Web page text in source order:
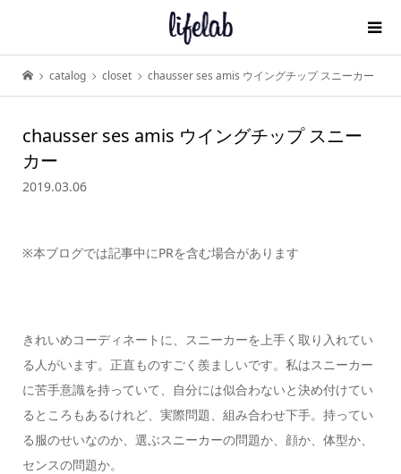
catalog closet chausser ses amis ウイングチップ スニーカー
chausser ses amis ウイングチップ スニー
カー
2019.03.06
※本ブログでは記事中にPRを含む場合があります
きれいめコーディネートに、スニーカーを上手く取り入れてい
る人がいます。正直ものすごく羨ましいです。私はスニーカー
に苦手意識を持っていて、自分には似合わないと決め付けてい
るところもあるけれど、実際問題、組み合わせ下手。持ってい
る服のせいなのか、選ぶスニーカーの問題か、顔か、体型か、
センスの問題か。